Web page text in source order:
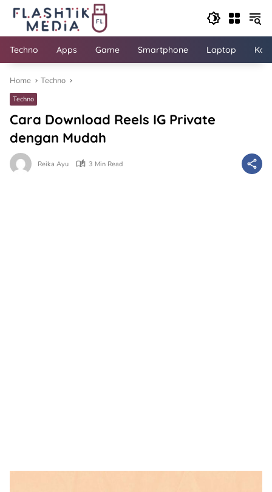
Skip
content
Techno Apps Game Smartphone Laptop
Home Techno
Techno
Cara Download Reels IG Private
dengan Mudah
Reika Ayu 3 Min Read